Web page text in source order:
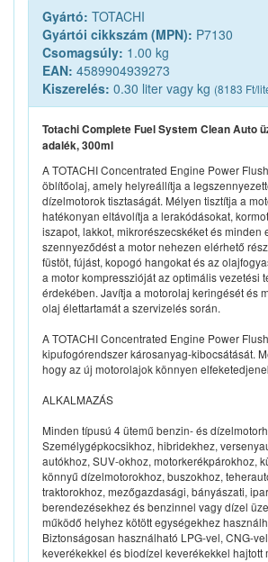
Gyártó: TOTACHI
Gyártói cikkszám (MPN): P7130
Csomagsúly: 1.00 kg
EAN: 4589904939273
Kiszerelés: 0.30 liter vagy kg (8183 Ft/
Totachi Complete Fuel System Clean Auto
adalék, 300ml
A TOTACHI Concentrated Engine Power
öblítőolaj, amely helyreállítja a
dízelmotorok tisztaságát. Mélyen tisztítja a
hatékonyan eltávolítja a lerakódásokat,
iszapot, lakkot, mikrorészecskéket és minden
szennyeződést a motor nehezen elérhető
füstöt, fújást, kopogó hangokat és az
a motor kompresszióját az optimális vezetési
érdekében. Javítja a motorolaj keringését és
olaj élettartamát a szervizelés során.
A TOTACHI Concentrated Engine Power
kipufogórendszer károsanyag-kibocsátását.
hogy az új motorolajok könnyen
ALKALMAZÁS
Minden típusú 4 ütemű benzin- és
Személygépkocsikhoz, hibridekhez,
autókhoz, SUV-okhoz, motorkerékpárokhoz,
könnyű dízelmotorokhoz, buszokhoz,
traktorokhoz, mezőgazdasági, bányászati,
berendezésekhez és benzinnel vagy dízel
működő helyhez kötött egységekhez
Biztonságosan használható LPG-vel, CNG-
keverékekkel és biodízel keverékekkel hajtott